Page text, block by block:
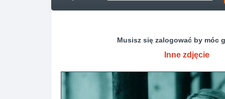
Musisz się zalogować by móc
Inne zdjęcie